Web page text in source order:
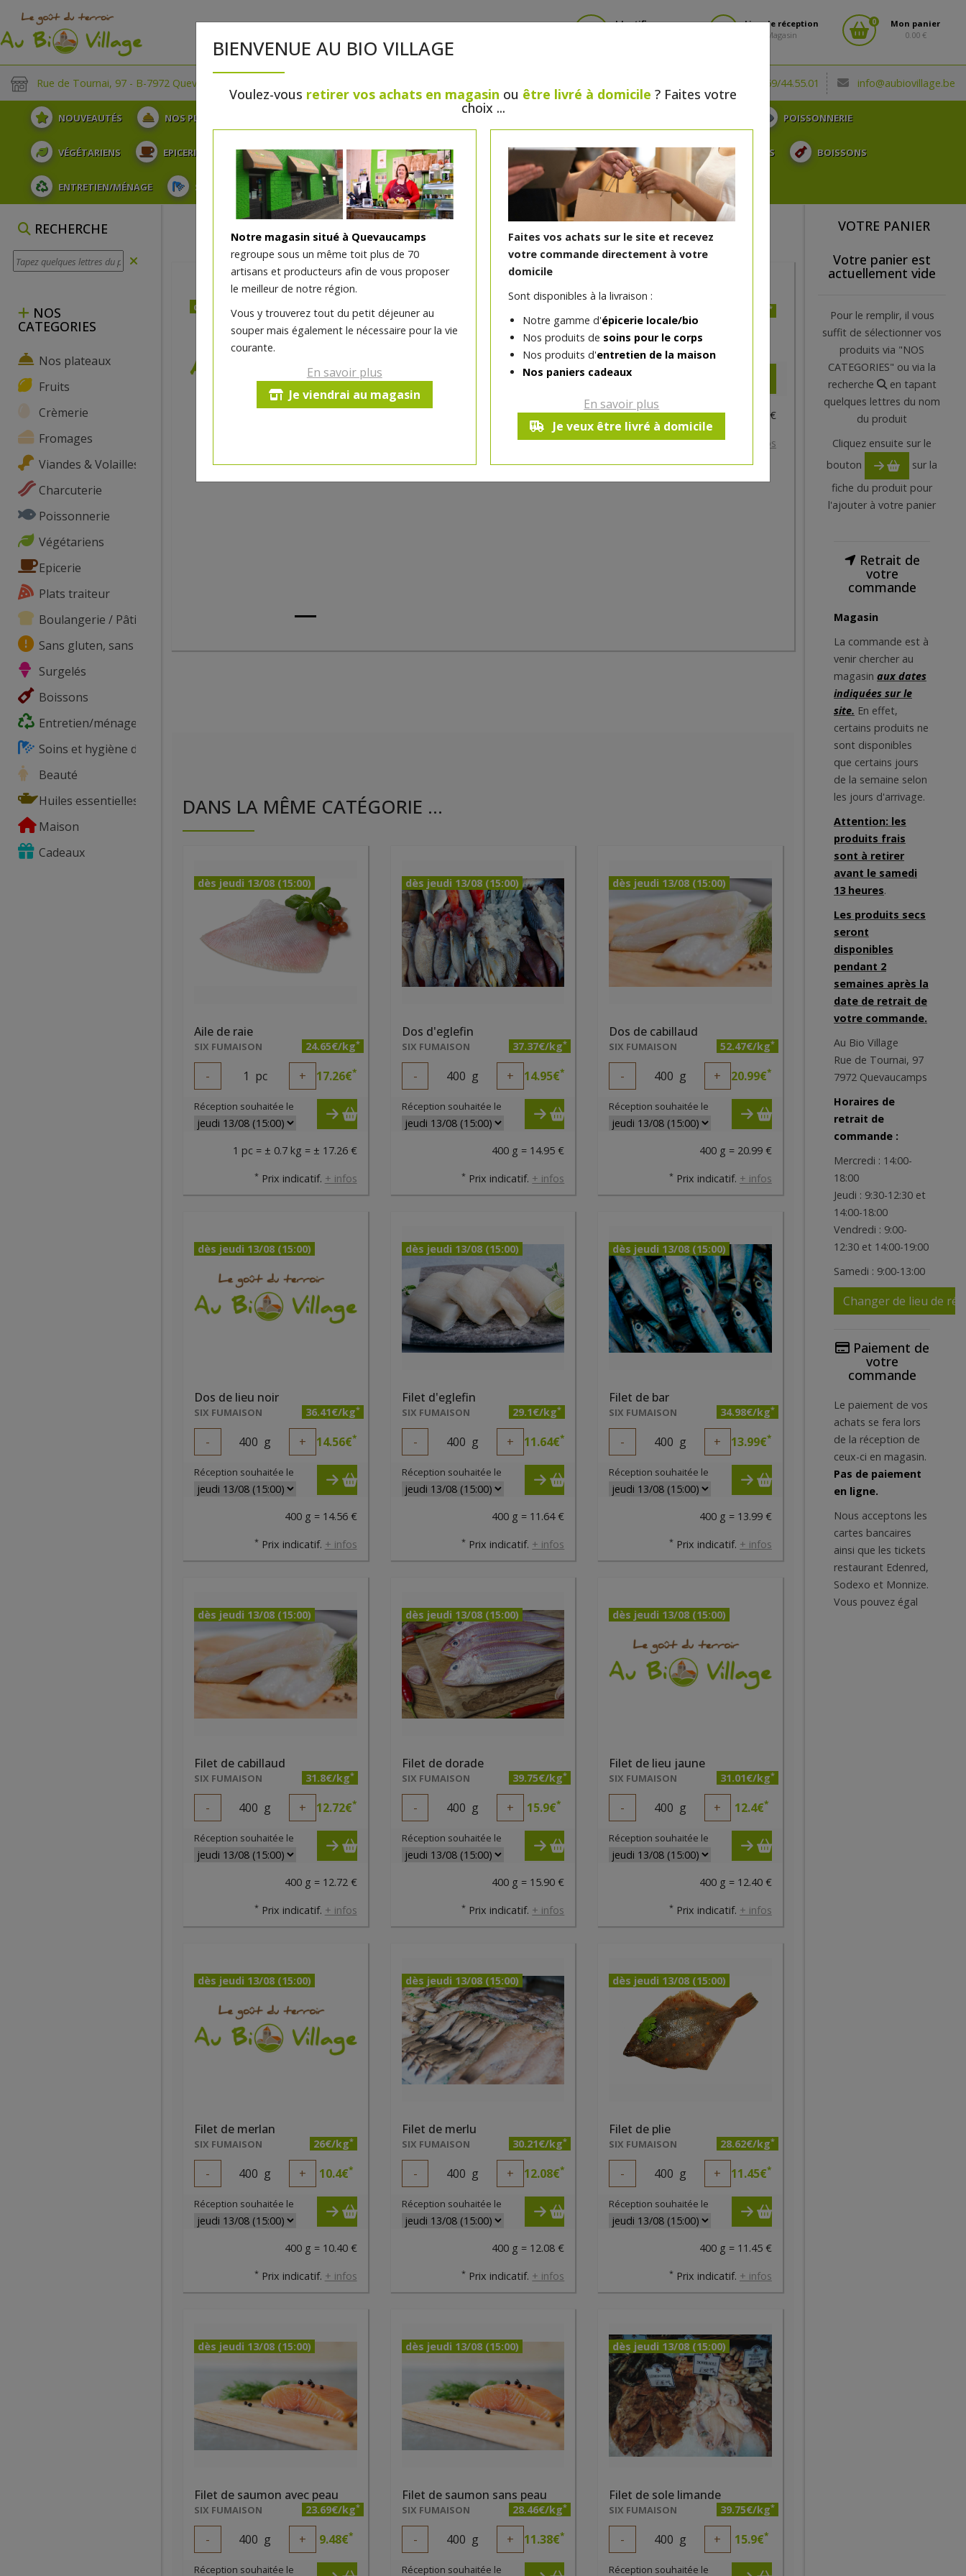
Identifiez-vous
Lieu de réception
Magasin
0
Mon panier
0.00 €
Rue de Tournai, 97 - B-7972 Quevaucamps (0032) 069/44.55.01 info@aubiovillage.be
NOUVEAUTÉS NOS PLATEAUX POISSONNERIE
VÉGÉTARIENS EPICERIE PLATS TRAITEUR BOULANGERIE / PÂTISSERIE SANS GLUTEN, SANS LACTOSE, ... SURGELÉS BOISSONS
ENTRETIEN/MÉNAGE SOINS ET HYGIÈNE DU CORPS BEAUTÉ HUILES ESSENTIELLES MAISON CADEAUX
RECHERCHE
NOS
CATEGORIES
Nos plateaux
Fruits
Crèmerie
Fromages
Viandes & Volailles
Charcuterie
Poissonnerie
Végétariens
Epicerie
Plats traiteur
Boulangerie / Pâtisserie
Sans gluten, sans lactose, ...
Surgelés
Boissons
Entretien/ménage
Soins et hygiène du corps
Beauté
Huiles essentielles
Maison
Cadeaux
BIENVENUE AU BIO VILLAGE
Voulez-vous retirer vos achats en magasin ou être livré à domicile ? Faites votre
choix ...
Notre magasin situé à Quevaucamps
regroupe sous un même toit plus de 70
artisans et producteurs afin de vous proposer
le meilleur de notre région.
Vous y trouverez tout du petit déjeuner au
souper mais également le nécessaire pour la vie
courante.
En savoir plus
Je viendrai au magasin
Faites vos achats sur le site et recevez
votre commande directement à votre
domicile
Sont disponibles à la livraison :
Notre gamme d'épicerie locale/bio
Nos produits de soins pour le corps
Nos produits d'entretien de la maison
Nos paniers cadeaux
En savoir plus
Je veux être livré à domicile
dès jeudi 13/08 (15:00)
Filet de lieu noir
*
400 g +
Réception souhaitée le
400 g = 10.11 €
*Prix indicatif. + infos
DANS LA MÊME CATÉGORIE ...
dès jeudi 13/08 (15:00)
Aile de raie
SIX FUMAISON 24.65€/kg*
- 1 pc + 17.26€*
Réception souhaitée le
1 pc = ± 0.7 kg = ± 17.26 €
* Prix indicatif. + infos
dès jeudi 13/08 (15:00)
Dos d'eglefin
SIX FUMAISON 37.37€/kg*
- 400 g + 14.95€*
Réception souhaitée le
400 g = 14.95 €
* Prix indicatif. + infos
dès jeudi 13/08 (15:00)
Dos de cabillaud
SIX FUMAISON 52.47€/kg*
- 400 g + 20.99€*
Réception souhaitée le
400 g = 20.99 €
* Prix indicatif. + infos
dès jeudi 13/08 (15:00)
Dos de lieu noir
SIX FUMAISON 36.41€/kg*
- 400 g + 14.56€*
Réception souhaitée le
400 g = 14.56 €
* Prix indicatif. + infos
dès jeudi 13/08 (15:00)
Filet d'eglefin
SIX FUMAISON 29.1€/kg*
- 400 g + 11.64€*
Réception souhaitée le
400 g = 11.64 €
* Prix indicatif. + infos
dès jeudi 13/08 (15:00)
Filet de bar
SIX FUMAISON 34.98€/kg*
- 400 g + 13.99€*
Réception souhaitée le
400 g = 13.99 €
* Prix indicatif. + infos
dès jeudi 13/08 (15:00)
Filet de cabillaud
SIX FUMAISON 31.8€/kg*
- 400 g + 12.72€*
Réception souhaitée le
400 g = 12.72 €
* Prix indicatif. + infos
dès jeudi 13/08 (15:00)
Filet de dorade
SIX FUMAISON 39.75€/kg*
- 400 g + 15.9€*
Réception souhaitée le
400 g = 15.90 €
* Prix indicatif. + infos
dès jeudi 13/08 (15:00)
Filet de lieu jaune
SIX FUMAISON 31.01€/kg*
- 400 g + 12.4€*
Réception souhaitée le
400 g = 12.40 €
* Prix indicatif. + infos
dès jeudi 13/08 (15:00)
Filet de merlan
SIX FUMAISON 26€/kg*
- 400 g + 10.4€*
Réception souhaitée le
400 g = 10.40 €
* Prix indicatif. + infos
dès jeudi 13/08 (15:00)
Filet de merlu
SIX FUMAISON 30.21€/kg*
- 400 g + 12.08€*
Réception souhaitée le
400 g = 12.08 €
* Prix indicatif. + infos
dès jeudi 13/08 (15:00)
Filet de plie
SIX FUMAISON 28.62€/kg*
- 400 g + 11.45€*
Réception souhaitée le
400 g = 11.45 €
* Prix indicatif. + infos
dès jeudi 13/08 (15:00)
Filet de saumon avec peau
SIX FUMAISON 23.69€/kg*
- 400 g + 9.48€*
Réception souhaitée le
dès jeudi 13/08 (15:00)
Filet de saumon sans peau
SIX FUMAISON 28.46€/kg*
- 400 g + 11.38€*
Réception souhaitée le
dès jeudi 13/08 (15:00)
Filet de sole limande
SIX FUMAISON 39.75€/kg*
- 400 g + 15.9€*
Réception souhaitée le
VOTRE PANIER
Votre panier est
actuellement vide
Pour le remplir, il vous
suffit de sélectionner vos
produits via "NOS
CATEGORIES" ou via la
recherche
en tapant
quelques lettres du nom
du produit
Cliquez ensuite sur le
bouton
sur la
fiche du produit pour
l'ajouter à votre panier
Retrait de
votre
commande
Magasin
La commande est à
venir chercher au
magasin aux dates
indiquées sur le
site. En effet,
certains produits ne
sont disponibles
que certains jours
de la semaine selon
les jours d'arrivage.
Attention: les
produits frais
sont à retirer
avant le samedi
13 heures.
Les produits secs
seront
disponibles
pendant 2
semaines après la
date de retrait de
votre commande.
Au Bio Village
Rue de Tournai, 97
7972 Quevaucamps
Horaires de
retrait de
commande :
Mercredi : 14:00-
18:00
Jeudi : 9:30-12:30 et
14:00-18:00
Vendredi : 9:00-
12:30 et 14:00-19:00
Samedi : 9:00-13:00
Changer de lieu de
Paiement de
votre
commande
Le paiement de vos
achats se fera lors
de la réception de
ceux-ci en magasin.
Pas de paiement
en ligne.
Nous acceptons les
cartes bancaires
ainsi que les tickets
restaurant Edenred,
Sodexo et Monnize.
Vous pouvez égal